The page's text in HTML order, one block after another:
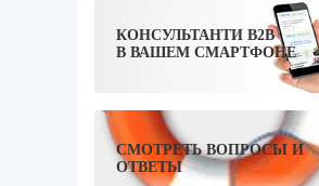
КОНСУЛЬТАНТИ B2B
В ВАШЕМ СМАРТФОНЕ
СМОТРЕТЬ ВОПРОСЫ И
ОТВЕТЫ